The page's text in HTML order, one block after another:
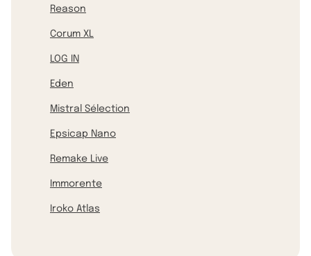
Reason
Corum XL
LOG IN
Eden
Mistral Sélection
Epsicap Nano
Remake Live
Immorente
Iroko Atlas